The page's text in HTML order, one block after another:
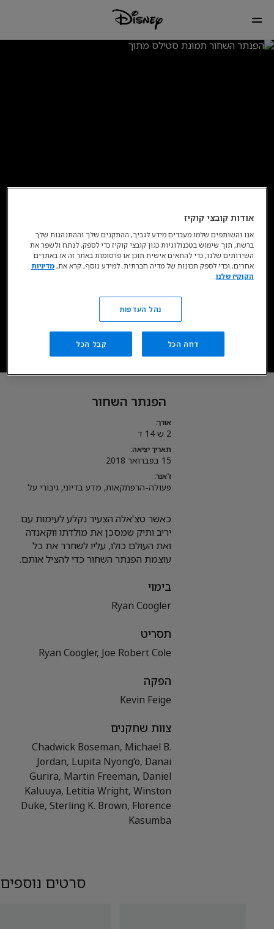
זמין כעת בדיסני+* וגם בהורדה דיגיטלית
קנו את הסרט
הפנתר השחור
אורך:
2 ש 14 ד
תאריך יציאה:
15 בפברואר 2018
ז'אנר:
פעולה-הרפתקאות, מדע בדיוני, גיבורי על
כאשר טצ'אלה הצעיר נקלע לעימות עם
יריב ותיק שמסכן את מולדתו ווקאנדה
ואת העולם כולו, עליו לשחרר את כל
עוצמת הפנתר השחור כדי להציל אותם.
בימוי
Ryan Coogler
תסריט
Ryan Coogler, Joe Robert Cole
הפקה
Kevin Feige
צוות שחקנים
Chadwick Boseman, Michael B.
Jordan, Lupita Nyong'o, Danai
Gurira, Martin Freeman, Daniel
Kaluuya, Letitia Wright, Winston
Duke, Sterling K. Brown, Florence
Kasumba
סרטים נוספים
אודות קובצי קוקיז
אנו והשותפים שלמו מעבדים מידע לגביך, ההתקנים שלך וההתנהגות שלך
ברשת, תוך שימוש בטכנולוגיות כגון קובצי קוקיז כדי לספק, לנתח ולשפר את
השירותים שלנו; כדי להתאים אישית תוכן או פרסומות באתר זה או באתרים
אחרים; וכדי לספק תכונות של מדיה חברתית. למידע נוסף, קרא את,מדיניות
הקוקיז שלנו.
נהל העדפות
דחה הכל קבל הכל